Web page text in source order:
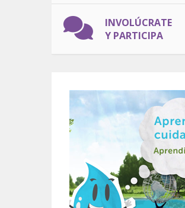
INVOLÚCRATE
Y PARTICIPA